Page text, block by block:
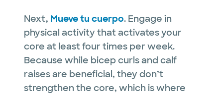
Next, Mueve tu cuerpo. Engage in
physical activity that activates your
core at least four times per week.
Because while bicep curls and calf
raises are beneficial, they don’t
strengthen the core, which is where